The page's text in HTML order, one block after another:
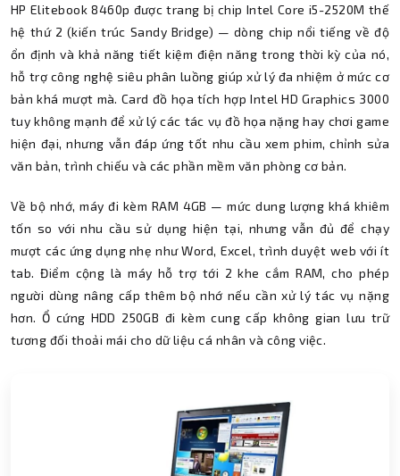
HP Elitebook 8460p được trang bị chip Intel Core i5-2520M thế
hệ thứ 2 (kiến trúc Sandy Bridge) — dòng chip nổi tiếng về độ
ổn định và khả năng tiết kiệm điện năng trong thời kỳ của nó,
hỗ trợ công nghệ siêu phân luồng giúp xử lý đa nhiệm ở mức cơ
bản khá mượt mà. Card đồ họa tích hợp Intel HD Graphics 3000
tuy không mạnh để xử lý các tác vụ đồ họa nặng hay chơi game
hiện đại, nhưng vẫn đáp ứng tốt nhu cầu xem phim, chỉnh sửa
văn bản, trình chiếu và các phần mềm văn phòng cơ bản.
Về bộ nhớ, máy đi kèm RAM 4GB — mức dung lượng khá khiêm
tốn so với nhu cầu sử dụng hiện tại, nhưng vẫn đủ để chạy
mượt các ứng dụng nhẹ như Word, Excel, trình duyệt web với ít
tab. Điểm cộng là máy hỗ trợ tới 2 khe cắm RAM, cho phép
người dùng nâng cấp thêm bộ nhớ nếu cần xử lý tác vụ nặng
hơn. Ổ cứng HDD 250GB đi kèm cung cấp không gian lưu trữ
tương đối thoải mái cho dữ liệu cá nhân và công việc.